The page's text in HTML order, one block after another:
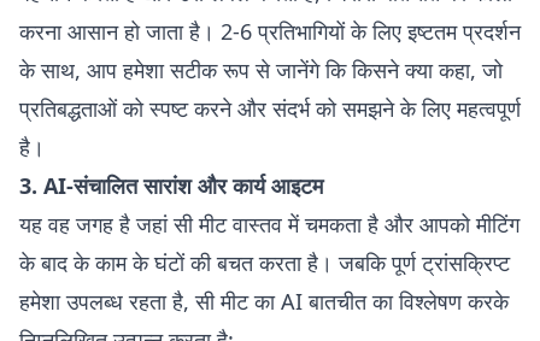
करना आसान हो जाता है। 2-6 प्रतिभागियों के लिए इष्टतम प्रदर्शन
के साथ, आप हमेशा सटीक रूप से जानेंगे कि किसने क्या कहा, जो
प्रतिबद्धताओं को स्पष्ट करने और संदर्भ को समझने के लिए महत्वपूर्ण
है।
3. AI-संचालित सारांश और कार्य आइटम
यह वह जगह है जहां सी मीट वास्तव में चमकता है और आपको मीटिंग
के बाद के काम के घंटों की बचत करता है। जबकि पूर्ण ट्रांसक्रिप्ट
हमेशा उपलब्ध रहता है, सी मीट का AI बातचीत का विश्लेषण करके